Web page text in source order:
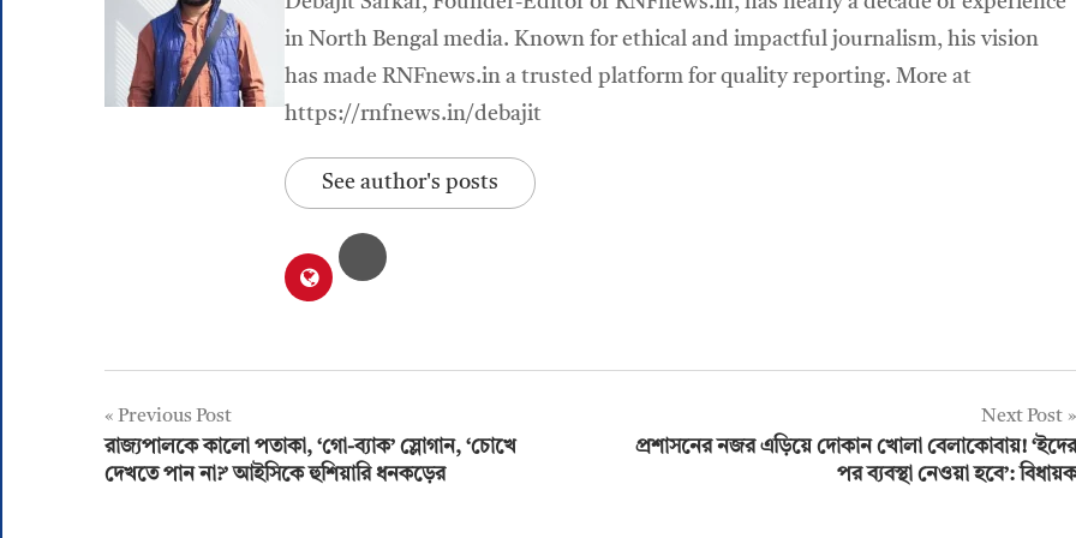
in North Bengal media. Known for ethical and impactful journalism, his vision
has made RNFnews.in a trusted platform for quality reporting. More at
https://rnfnews.in/debajit
See author's posts
Post
navigation
Previous Post
রাজ্যপালকে কালো পতাকা, ‘গো-ব্যাক’ স্লোগান, ‘চোখে
দেখতে পান না?’ আইসিকে হুশিয়ারি ধনকড়ের
Next Post
প্রশাসনের নজর এড়িয়ে দোকান খোলা বেলাকোবায়! ‘ইদের
পর ব্যবস্থা নেওয়া হবে’: বিধায়ক